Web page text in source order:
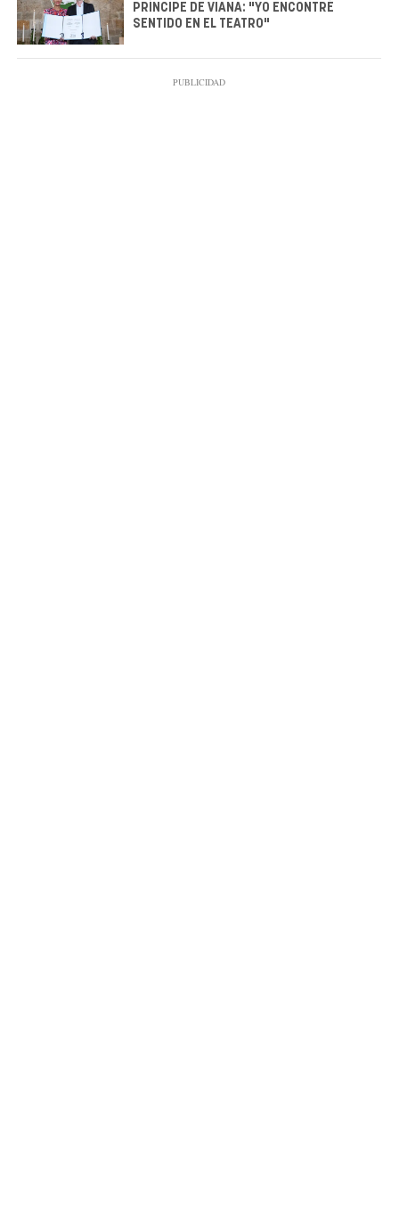
PRÍNCIPE DE VIANA: "YO ENCONTRÉ
SENTIDO EN EL TEATRO"